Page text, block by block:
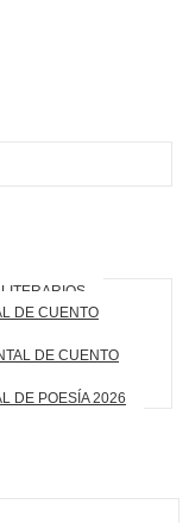
DE CUENTO
DE CUENTO
DE POESÍA 2026